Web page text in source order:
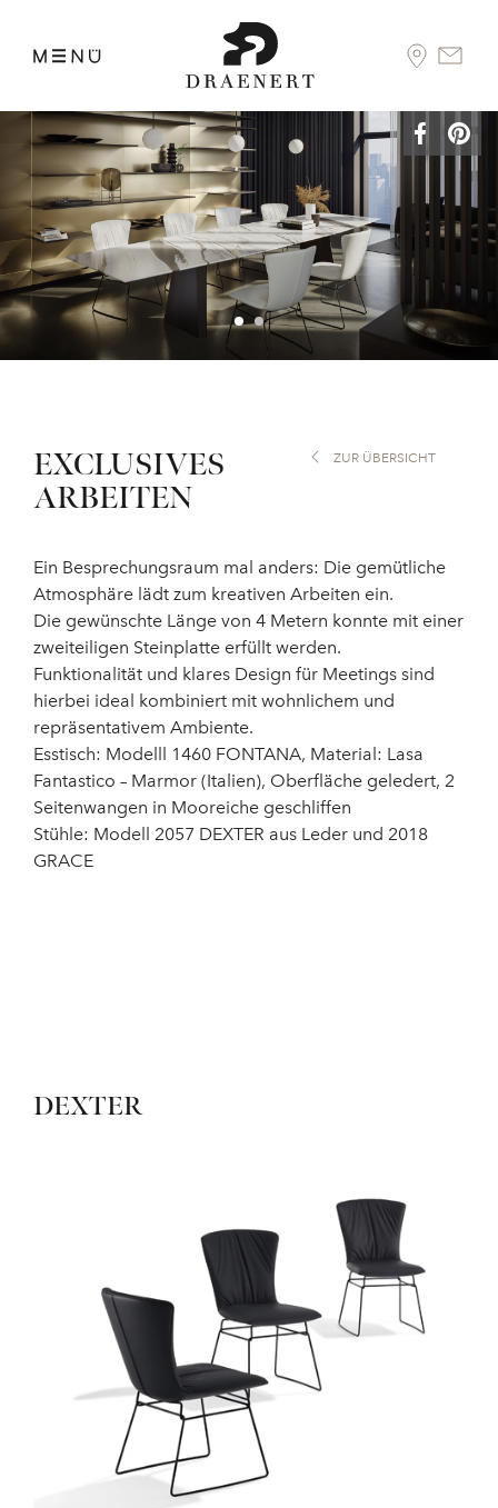
ZUR ÜBERSICHT
EXCLUSIVES
ARBEITEN
Ein Besprechungsraum mal anders: Die gemütliche
Atmosphäre lädt zum kreativen Arbeiten ein.
Die gewünschte Länge von 4 Metern konnte mit einer
zweiteiligen Steinplatte erfüllt werden.
Funktionalität und klares Design für Meetings sind
hierbei ideal kombiniert mit wohnlichem und
repräsentativem Ambiente.
Esstisch: Modelll 1460 FONTANA, Material: Lasa
Fantastico – Marmor (Italien), Oberfläche geledert, 2
Seitenwangen in Mooreiche geschliffen
Stühle: Modell 2057 DEXTER aus Leder und 2018
GRACE
DEXTER